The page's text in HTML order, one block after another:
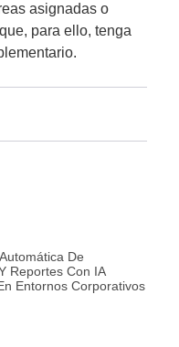
asignadas o
para ello, tenga
De
Reportes Con IA
Entornos Corporativos